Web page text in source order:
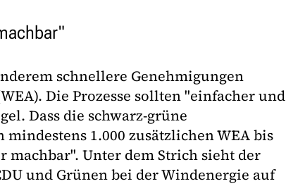
schnellere Genehmigungen
Die Prozesse sollten "einfacher und
Dass die schwarz-grüne
1.000 zusätzlichen WEA bis
machbar". Unter dem Strich sieht der
und Grünen bei der Windenergie auf